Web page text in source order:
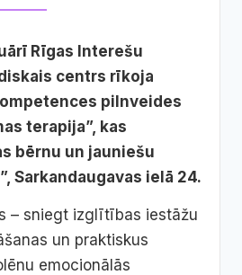
Rīgas Interešu
centrs rīkoja
pilnveides
terapija”, kas
bērnu un jauniešu
Sarkandaugavas ielā 24.
– sniegt izglītības iestāžu
un praktiskus
emocionālās